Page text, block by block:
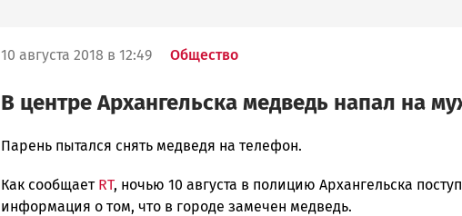
10 августа 2018 в 12:49 Общество
В центре Архангельска медведь напал на
Корректор
Петрозаводска
и
Парень пытался снять медведя на телефон.
Как сообщает RT, ночью 10 августа в полицию Архангельска
информация о том, что в городе замечен медведь.